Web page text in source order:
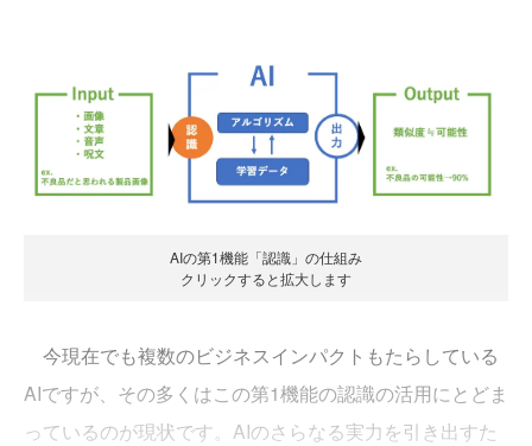
AIの第1機能「認識」の仕組み
クリックすると拡大します
今現在でも複数のビジネスインパクトもたらしている
AIですが、その多くはこの第1機能の認識の活用にとどま
っているのが現状です。AIのさらなる実力を引き出すた